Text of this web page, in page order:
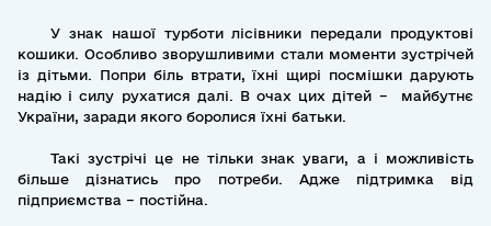
У знак нашої турботи лісівники передали продуктові
кошики. Особливо зворушливими стали моменти зустрічей
із дітьми. Попри біль втрати, їхні щирі посмішки дарують
надію і силу рухатися далі. В очах цих дітей – майбутнє
України, заради якого боролися їхні батьки.
Такі зустрічі це не тільки знак уваги, а і можливість
більше дізнатись про потреби. Адже підтримка від
підприємства – постійна.